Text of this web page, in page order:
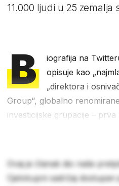
11.000 ljudi u 25 zemalja
B
iografija na
opisuje kao
„direktora i
Group“, globalno
investicijske grupacije – prva
Ovaj je članak dio naše
Cjelokupni sadržaj